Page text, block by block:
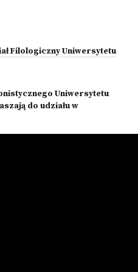
Filologiczny Uniwersytetu
Uniwersytetu
do udziału w